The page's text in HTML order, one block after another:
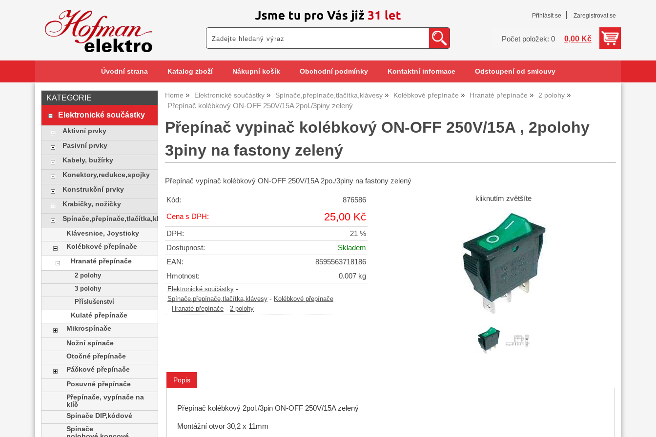
Přihlásit se Zaregistrovat se
Počet položek: 0 0,00 Kč
Úvodní strana Katalog zboží Nákupní košík Obchodní podmínky Kontaktní informace Odstoupení od smlouvy
Home Elektronické součástky Spínače,přepínače,tlačítka,klávesy Kolébkové přepínače Hranaté přepínače 2 polohy
Přepínač kolébkový ON-OFF 250V/15A 2pol./3piny zelený
Přepínač vypinač kolébkový ON-OFF 250V/15A , 2polohy
3piny na fastony zelený
Přepínač vypínač kolébkový ON-OFF 250V/15A 2po./3piny na fastony zelený
kliknutím zvětšíte
Kód: 876586
Cena s DPH: 25,00 Kč
DPH:
21 %
Dostupnost:
Skladem
EAN:
8595563718186
Hmotnost:
0.007 kg
Elektronické součástky -
Spínače,přepínače,tlačítka,klávesy - Kolébkové přepínače
- Hranaté přepínače - 2 polohy
Popis
Přepínač kolébkový 2pol./3pin ON-OFF 250V/15A zelený
Montážní otvor 30,2 x 11mm
KATEGORIE
Elektronické součástky
Aktivní prvky
Pasivní prvky
Kabely, bužírky
Konektory,redukce,spojky
Konstrukční prvky
Krabičky, nožičky
Spínače,přepínače,tlačítka,klávesy
Klávesnice, Joysticky
Kolébkové přepínače
Hranaté přepínače
2 polohy
3 polohy
Příslušenství
Kulaté přepínače
Mikrospínače
Nožní spínače
Otočné přepínače
Páčkové přepínače
Posuvné přepínače
Přepínače, vypínače na
klíč
Spínače DIP,kódové
Spínače